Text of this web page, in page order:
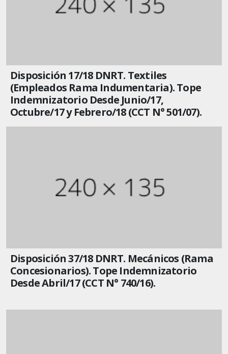
Disposición 17/18 DNRT. Textiles
(Empleados Rama Indumentaria). Tope
Indemnizatorio Desde Junio/17,
Octubre/17 y Febrero/18 (CCT N° 501/07).
Disposición 37/18 DNRT. Mecánicos (Rama
Concesionarios). Tope Indemnizatorio
Desde Abril/17 (CCT N° 740/16).